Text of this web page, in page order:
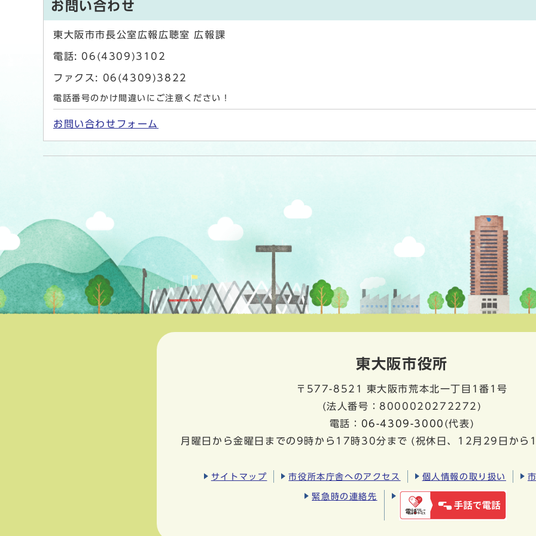
お問い合わせ
東大阪市市長公室広報広聴室 広報課
電話: 06(4309)3102
ファクス: 06(4309)3822
電話番号のかけ間違いにご注意ください！
お問い合わせフォーム
東大阪市役所
〒577-8521
東大阪市荒本北一丁目1番1号
(法人番号：8000020272272)
電話： 06-4309-3000 (代表)
月曜日から金曜日までの9時から17時30分まで (祝休日、12月29日から
サイトマップ 市役所本庁舎へのアクセス 個人情報の取り扱い
緊急時の連絡先